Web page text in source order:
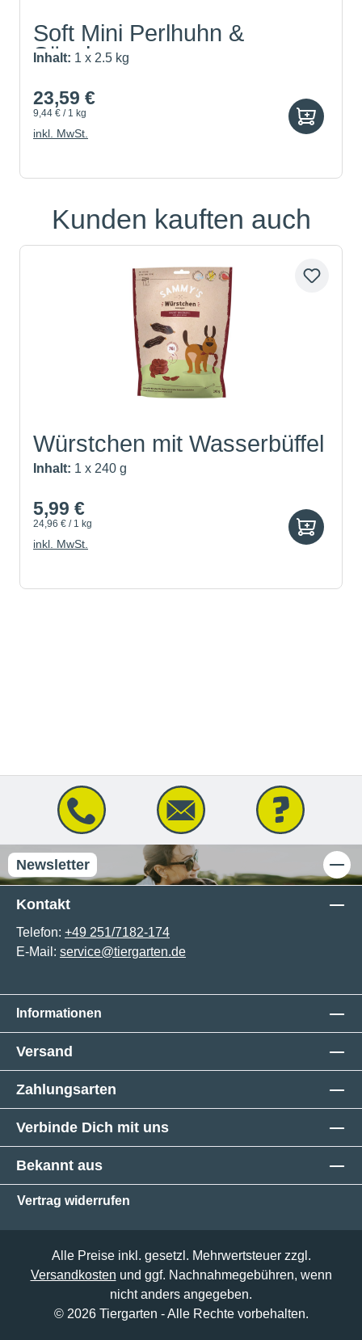
Soft Mini Perlhuhn &
Süsska...
Inhalt: 1 x 2.5 kg
23,59 €
9,44 € / 1 kg
inkl. MwSt.
Produktgalerie überspringen
Kunden kauften auch
Würstchen mit Wasserbüffel
Inhalt: 1 x 240 g
5,99 €
24,96 € / 1 kg
inkl. MwSt.
Newsletter
Kontakt
Telefon: +49 251/7182-174
E-Mail: service@tiergarten.de
Informationen
Versand
Zahlungsarten
Verbinde Dich mit uns
Bekannt aus
Vertrag widerrufen
Alle Preise inkl. gesetzl. Mehrwertsteuer zzgl.
Versandkosten und ggf. Nachnahmegebühren, wenn
nicht anders angegeben.
© 2026 Tiergarten - Alle Rechte vorbehalten.